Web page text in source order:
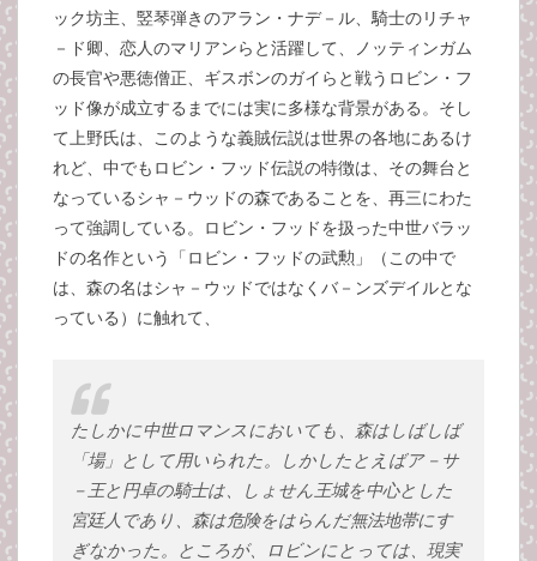
ック坊主、竪琴弾きのアラン・ナデ－ル、騎士のリチャ
－ド卿、恋人のマリアンらと活躍して、ノッティンガム
の長官や悪徳僧正、ギスボンのガイらと戦うロビン・フ
ッド像が成立するまでには実に多様な背景がある。そし
て上野氏は、このような義賊伝説は世界の各地にあるけ
れど、中でもロビン・フッド伝説の特徴は、その舞台と
なっているシャ－ウッドの森であることを、再三にわた
って強調している。ロビン・フッドを扱った中世バラッ
ドの名作という「ロビン・フッドの武勲」（この中で
は、森の名はシャ－ウッドではなくバ－ンズデイルとな
っている）に触れて、
たしかに中世ロマンスにおいても、森はしばしば
「場」として用いられた。しかしたとえばア－サ
－王と円卓の騎士は、しょせん王城を中心とした
宮廷人であり、森は危険をはらんだ無法地帯にす
ぎなかった。ところが、ロビンにとっては、現実